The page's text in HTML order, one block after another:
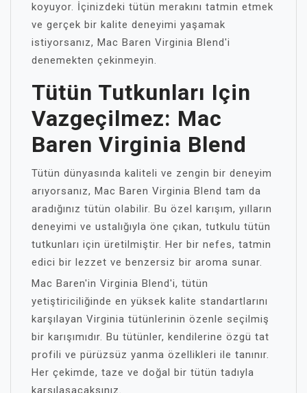
koyuyor. İçinizdeki tütün merakını tatmin etmek
ve gerçek bir kalite deneyimi yaşamak
istiyorsanız, Mac Baren Virginia Blend'i
denemekten çekinmeyin.
Tütün Tutkunları Için
Vazgeçilmez: Mac
Baren Virginia Blend
Tütün dünyasında kaliteli ve zengin bir deneyim
arıyorsanız, Mac Baren Virginia Blend tam da
aradığınız tütün olabilir. Bu özel karışım, yılların
deneyimi ve ustalığıyla öne çıkan, tutkulu tütün
tutkunları için üretilmiştir. Her bir nefes, tatmin
edici bir lezzet ve benzersiz bir aroma sunar.
Mac Baren'in Virginia Blend'i, tütün
yetiştiriciliğinde en yüksek kalite standartlarını
karşılayan Virginia tütünlerinin özenle seçilmiş
bir karışımıdır. Bu tütünler, kendilerine özgü tat
profili ve pürüzsüz yanma özellikleri ile tanınır.
Her çekimde, taze ve doğal bir tütün tadıyla
karşılaşacaksınız.